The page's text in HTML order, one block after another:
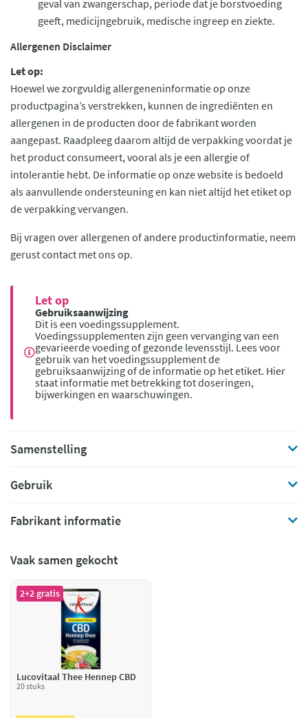
geval van zwangerschap, periode dat je borstvoeding
geeft, medicijngebruik, medische ingreep en ziekte.
Allergenen Disclaimer
Let op:
Hoewel we zorgvuldig allergeneninformatie op onze
productpagina’s verstrekken, kunnen de ingrediënten en
allergenen in de producten door de fabrikant worden
aangepast. Raadpleeg daarom altijd de verpakking voordat je
het product consumeert, vooral als je een allergie of
intolerantie hebt. De informatie op onze website is bedoeld
als aanvullende ondersteuning en kan niet altijd het etiket op
de verpakking vervangen.
Bij vragen over allergenen of andere productinformatie, neem
gerust contact met ons op.
Let op
Gebruiksaanwijzing
Dit is een voedingssupplement.
Voedingssupplementen zijn geen vervanging van een
gevarieerde voeding of gezonde levensstijl. Lees voor
gebruik van het voedingssupplement de
gebruiksaanwijzing of de informatie op het etiket. Hier
staat informatie met betrekking tot doseringen,
bijwerkingen en waarschuwingen.
Samenstelling
Gebruik
Fabrikant informatie
Vaak samen gekocht
2+2 gratis
Lucovitaal Thee Hennep CBD
20 stuks